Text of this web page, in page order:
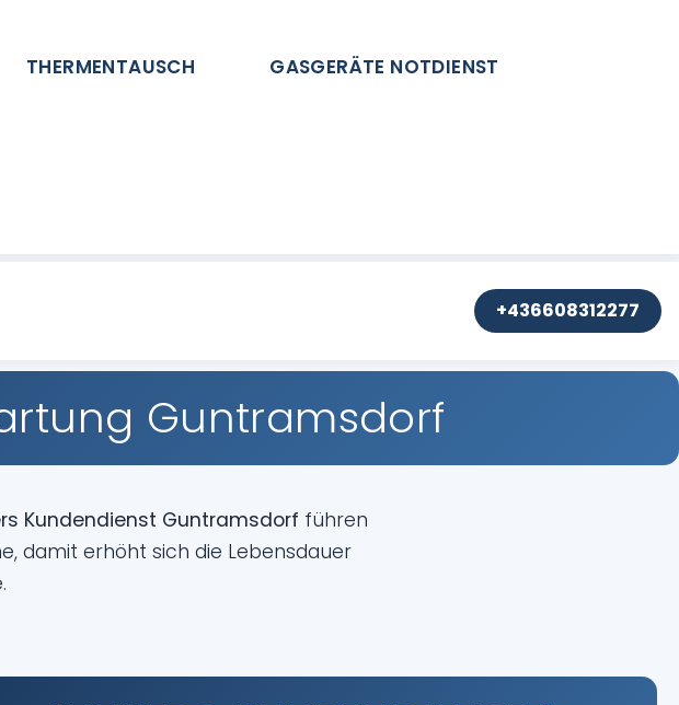
THERMENTAUSCH GASGERÄTE NOTDIENST
+436608312277
Guntramsdorf
Kundendienst Guntramsdorf führen
damit erhöht sich die Lebensdauer